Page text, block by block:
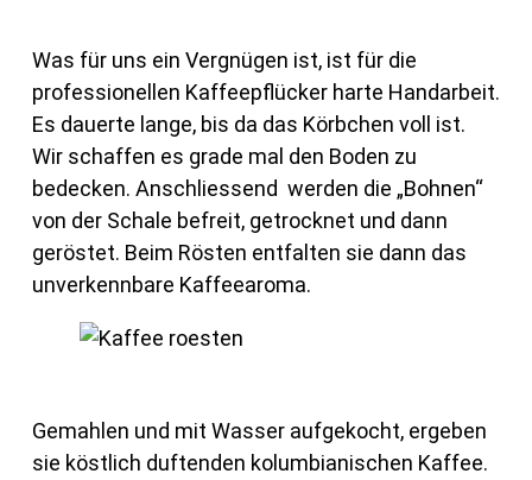
Was für uns ein Vergnügen ist, ist für die
professionellen Kaffeepflücker harte Handarbeit.
Es dauerte lange, bis da das Körbchen voll ist.
Wir schaffen es grade mal den Boden zu
bedecken. Anschliessend werden die „Bohnen“
von der Schale befreit, getrocknet und dann
geröstet. Beim Rösten entfalten sie dann das
unverkennbare Kaffeearoma.
Gemahlen und mit Wasser aufgekocht, ergeben
sie köstlich duftenden kolumbianischen Kaffee.